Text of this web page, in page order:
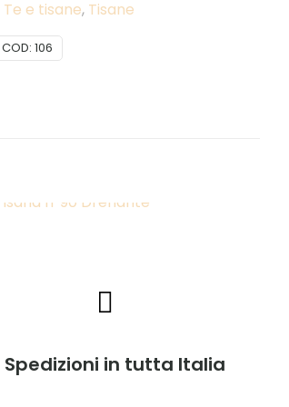
COD: 106
Te e tisane, Tisane
Spedizioni in tutta Italia